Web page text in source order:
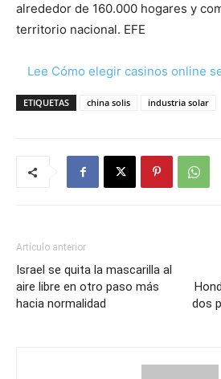
alrededor de 160.000 hogares y
territorio nacional. EFE
Lee Cómo elegir casinos online
ETIQUETAS china solis industria solar
Artículo anterior
Israel se quita la mascarilla al
aire libre en otro paso más
hacia normalidad
dos